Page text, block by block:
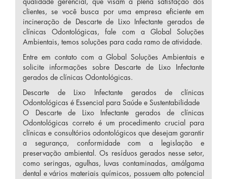
clientes, se você busca por uma empresa eficiente em
incineração de Descarte de Lixo Infectante gerados de
clínicas Odontológicas, fale com a Global Soluções
Ambientais, temos soluções para cada ramo de atividade.
Entre em contato com a Global Soluções Ambientais e
solicite informações sobre Descarte de Lixo Infectante
gerados de clínicas Odontológicas.
Descarte de Lixo Infectante gerados de clínicas
Odontológicas é Essencial para Saúde e Sustentabilidade
O Descarte de Lixo Infectante gerados de clínicas
Odontológicas correto é um procedimento crucial para
clínicas e consultórios odontológicos que desejam garantir
a segurança, conformidade com a legislação e
preservação ambiental. Os resíduos gerados nesse setor,
como seringas, agulhas, luvas contaminadas, amálgama
dental e vários materiais químicos, possuem alto potencial